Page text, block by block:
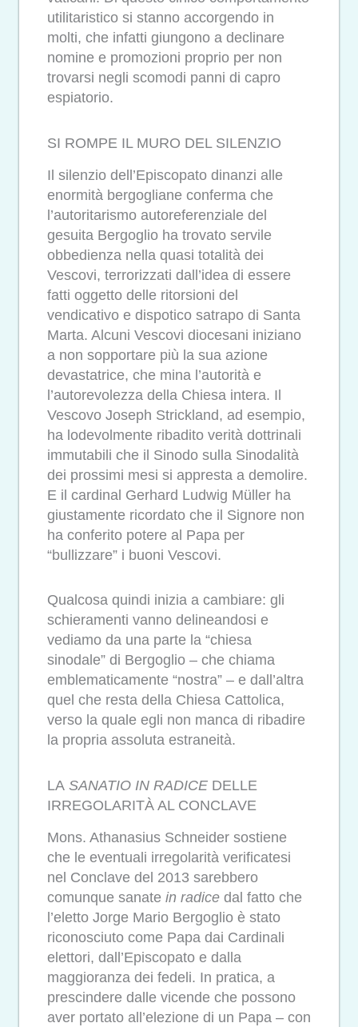
utilitaristico si stanno accorgendo in
molti, che infatti giungono a declinare
nomine e promozioni proprio per non
trovarsi negli scomodi panni di capro
espiatorio.
SI ROMPE IL MURO DEL SILENZIO
Il silenzio dell’Episcopato dinanzi alle
enormità bergogliane conferma che
l’autoritarismo autoreferenziale del
gesuita Bergoglio ha trovato servile
obbedienza nella quasi totalità dei
Vescovi, terrorizzati dall’idea di essere
fatti oggetto delle ritorsioni del
vendicativo e dispotico satrapo di Santa
Marta. Alcuni Vescovi diocesani iniziano
a non sopportare più la sua azione
devastatrice, che mina l’autorità e
l’autorevolezza della Chiesa intera. Il
Vescovo Joseph Strickland, ad esempio,
ha lodevolmente ribadito verità dottrinali
immutabili che il Sinodo sulla Sinodalità
dei prossimi mesi si appresta a demolire.
E il cardinal Gerhard Ludwig Müller ha
giustamente ricordato che il Signore non
ha conferito potere al Papa per
“bullizzare” i buoni Vescovi.
Qualcosa quindi inizia a cambiare: gli
schieramenti vanno delineandosi e
vediamo da una parte la “chiesa
sinodale” di Bergoglio – che chiama
emblematicamente “nostra” – e dall’altra
quel che resta della Chiesa Cattolica,
verso la quale egli non manca di ribadire
la propria assoluta estraneità.
LA SANATIO IN RADICE DELLE
IRREGOLARITÀ AL CONCLAVE
Mons. Athanasius Schneider sostiene
che le eventuali irregolarità verificatesi
nel Conclave del 2013 sarebbero
comunque sanate in radice dal fatto che
l’eletto Jorge Mario Bergoglio è stato
riconosciuto come Papa dai Cardinali
elettori, dall’Episcopato e dalla
maggioranza dei fedeli. In pratica, a
prescindere dalle vicende che possono
aver portato all’elezione di un Papa – con